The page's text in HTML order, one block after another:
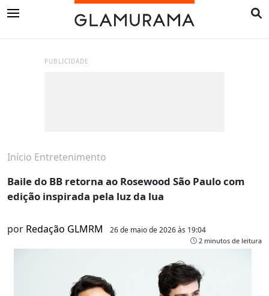
PUBLICIDADE
Início Entretenimento
Baile do BB retorna ao Rosewood São Paulo com
edição inspirada pela luz da lua
por Redação GLMRM 26 de maio de 2026 às 19:04
2 minutos de leitura